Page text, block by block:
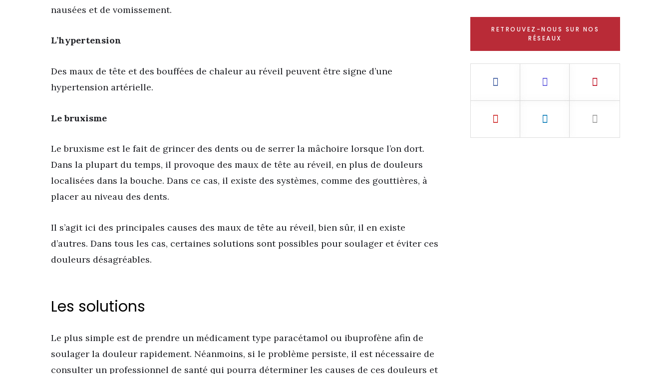
nausées et de vomissement.
L’hypertension
Des maux de tête et des bouffées de chaleur au réveil peuvent être signe d’une
hypertension artérielle.
Le bruxisme
Le bruxisme est le fait de grincer des dents ou de serrer la mâchoire lorsque l’on dort.
Dans la plupart du temps, il provoque des maux de tête au réveil, en plus de douleurs
localisées dans la bouche. Dans ce cas, il existe des systèmes, comme des gouttières, à
placer au niveau des dents.
Il s’agit ici des principales causes des maux de tête au réveil, bien sûr, il en existe
d’autres. Dans tous les cas, certaines solutions sont possibles pour soulager et éviter ces
douleurs désagréables.
Les solutions
Le plus simple est de prendre un médicament type paracétamol ou ibuprofène afin de
soulager la douleur rapidement. Néanmoins, si le problème persiste, il est nécessaire de
consulter un professionnel de santé qui pourra déterminer les causes de ces douleurs et
RETROUVEZ-NOUS SUR NOS
RÉSEAUX